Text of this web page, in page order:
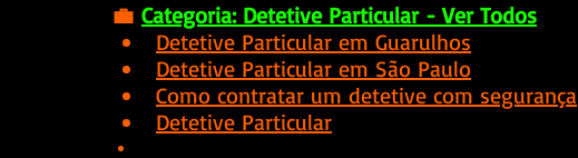
💼 Categoria: Detetive Particular - Ver Todos
Detetive Particular em Guarulhos
Detetive Particular em São Paulo
Como contratar um detetive com segurança
Detetive Particular